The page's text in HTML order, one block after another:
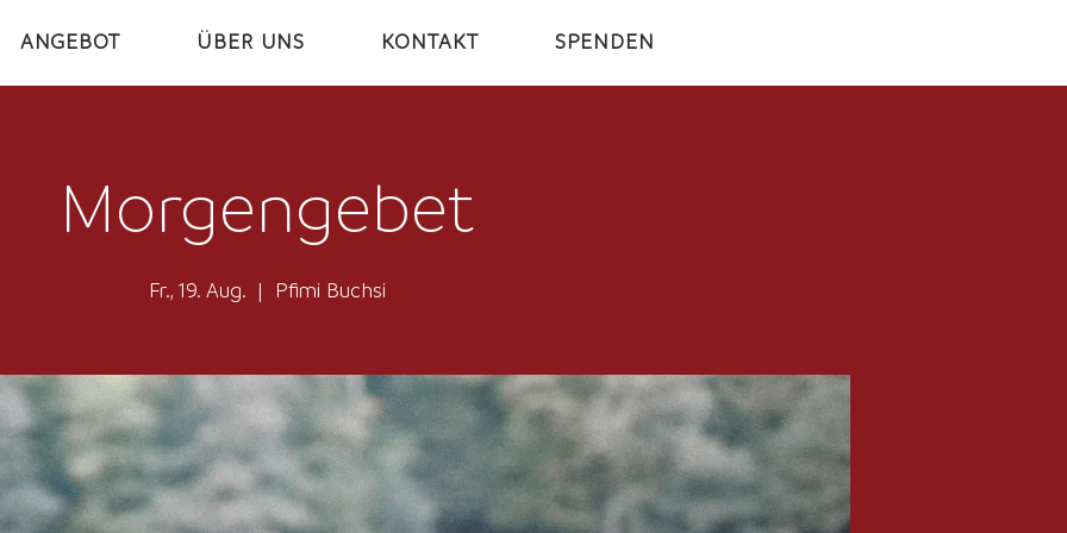
ANGEBOT ÜBER UNS KONTAKT SPENDEN
Morgengebet
Fr., 19. Aug.
  |
Pfimi Buchsi